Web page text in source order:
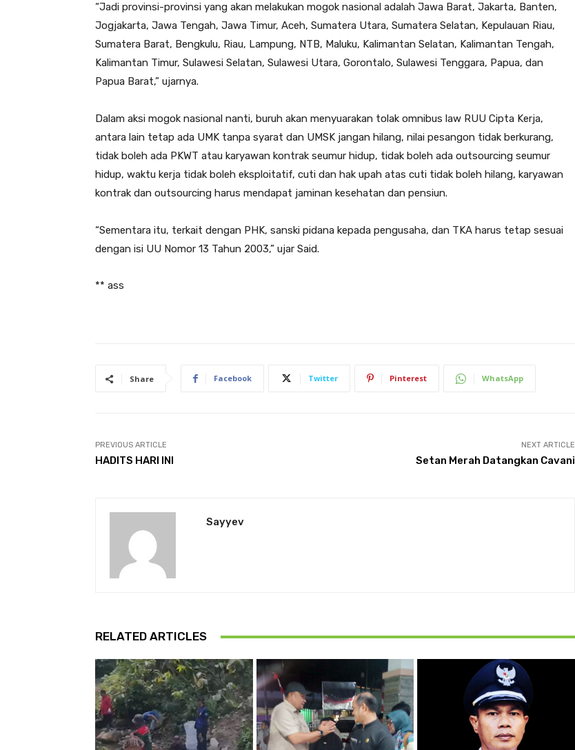
“Jadi provinsi-provinsi yang akan melakukan mogok nasional adalah Jawa Barat, Jakarta, Banten,
Jogjakarta, Jawa Tengah, Jawa Timur, Aceh, Sumatera Utara, Sumatera Selatan, Kepulauan Riau,
Sumatera Barat, Bengkulu, Riau, Lampung, NTB, Maluku, Kalimantan Selatan, Kalimantan Tengah,
Kalimantan Timur, Sulawesi Selatan, Sulawesi Utara, Gorontalo, Sulawesi Tenggara, Papua, dan
Papua Barat,” ujarnya.
Dalam aksi mogok nasional nanti, buruh akan menyuarakan tolak omnibus law RUU Cipta Kerja,
antara lain tetap ada UMK tanpa syarat dan UMSK jangan hilang, nilai pesangon tidak berkurang,
tidak boleh ada PKWT atau karyawan kontrak seumur hidup, tidak boleh ada outsourcing seumur
hidup, waktu kerja tidak boleh eksploitatif, cuti dan hak upah atas cuti tidak boleh hilang, karyawan
kontrak dan outsourcing harus mendapat jaminan kesehatan dan pensiun.
“Sementara itu, terkait dengan PHK, sanski pidana kepada pengusaha, dan TKA harus tetap sesuai
dengan isi UU Nomor 13 Tahun 2003,” ujar Said.
** ass
Share Facebook Twitter Pinterest WhatsApp
PREVIOUS ARTICLE
HADITS HARI INI
NEXT ARTICLE
Setan Merah Datangkan Cavani
Sayyev
RELATED ARTICLES